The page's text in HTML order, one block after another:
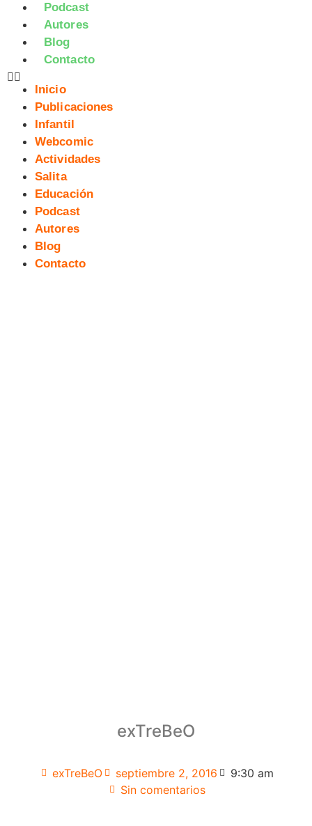
Podcast
Autores
Blog
Contacto
Inicio
Publicaciones
Infantil
Webcomic
Actividades
Salita
Educación
Podcast
Autores
Blog
Contacto
exTreBeO
exTreBeO septiembre 2, 2016
9:30 am
Sin comentarios